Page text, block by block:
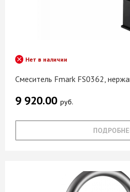
Смеситель Fmark FS0362,
Нет в наличии
9 920.00 руб.